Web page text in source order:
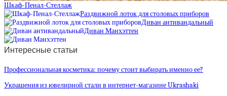
Шкаф-Пенал-Стеллаж
Раздвижной лоток для столовых приборов
Диван антивандальный
Диван Манхэттен
Интересные статьи
Профессиональная косметика: почему стоит выбирать именно ее?
Украшения из ювелирной стали в интернет-магазине Ukrashaki